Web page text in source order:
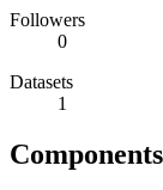
Followers
0
Datasets
1
Components